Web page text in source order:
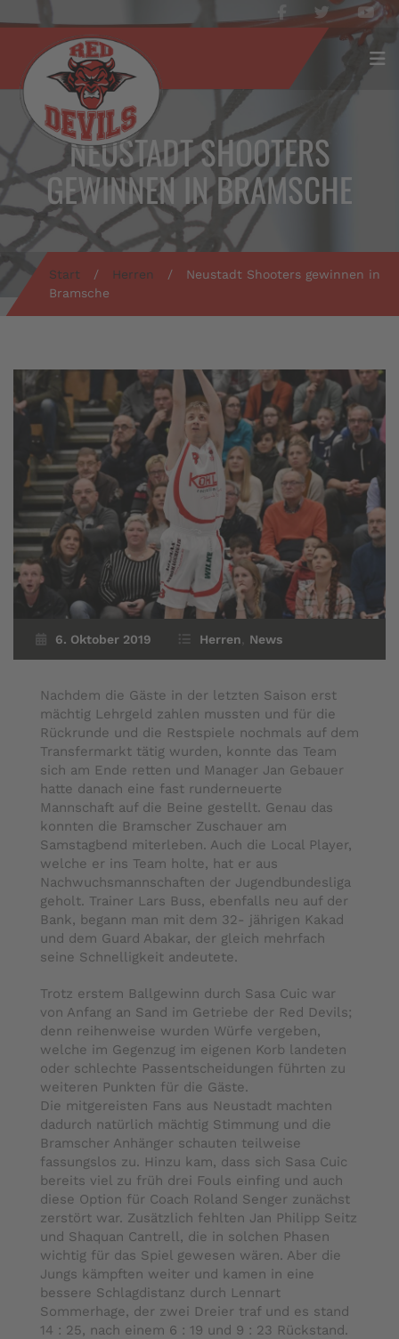
NEUSTADT SHOOTERS
GEWINNEN IN BRAMSCHE
Start / Herren /
Neustadt Shooters gewinnen in
Bramsche
6. Oktober 2019 Herren News
Nachdem die Gäste in der letzten Saison erst
mächtig Lehrgeld zahlen mussten und für die
Rückrunde und die Restspiele nochmals auf dem
Transfermarkt tätig wurden, konnte das Team
sich am Ende retten und Manager Jan Gebauer
hatte danach eine fast runderneuerte
Mannschaft auf die Beine gestellt. Genau das
konnten die Bramscher Zuschauer am
Samstagbend miterleben. Auch die Local Player,
welche er ins Team holte, hat er aus
Nachwuchsmannschaften der Jugendbundesliga
geholt. Trainer Lars Buss, ebenfalls neu auf der
Bank, begann man mit dem 32- jährigen Kakad
und dem Guard Abakar, der gleich mehrfach
seine Schnelligkeit andeutete.
Trotz erstem Ballgewinn durch Sasa Cuic war
von Anfang an Sand im Getriebe der Red Devils;
denn reihenweise wurden Würfe vergeben,
welche im Gegenzug im eigenen Korb landeten
oder schlechte Passentscheidungen führten zu
weiteren Punkten für die Gäste.
Die mitgereisten Fans aus Neustadt machten
dadurch natürlich mächtig Stimmung und die
Bramscher Anhänger schauten teilweise
fassungslos zu. Hinzu kam, dass sich Sasa Cuic
bereits viel zu früh drei Fouls einfing und auch
diese Option für Coach Roland Senger zunächst
zerstört war. Zusätzlich fehlten Jan Philipp Seitz
und Shaquan Cantrell, die in solchen Phasen
wichtig für das Spiel gewesen wären. Aber die
Jungs kämpften weiter und kamen in eine
bessere Schlagdistanz durch Lennart
Sommerhage, der zwei Dreier traf und es stand
14 : 25, nach einem 6 : 19 und 9 : 23 Rückstand.